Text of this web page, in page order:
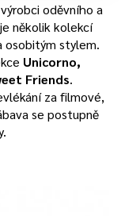
oděvního a
několik kolekcí
osobitým stylem.
Unicorno,
Friends.
za filmové,
se postupně